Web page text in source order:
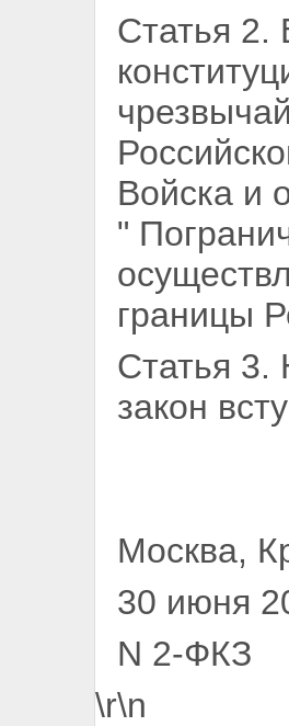
Статья 2.
Войска и
"
границы
Статья 3.
закон
Москва,
30 июня
N 2-ФКЗ
\r\n